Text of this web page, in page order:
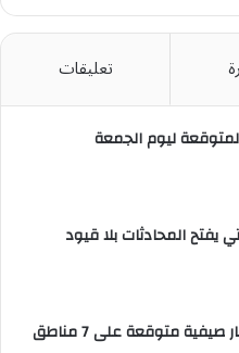
تعليقات
ليوم الجمعة
المحادثات بلا قيود
متوقعة على 7 مناطق